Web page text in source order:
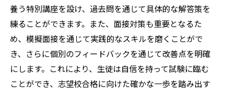
養う特別講座を設け、過去問を通じて具体的な解答策を
練ることができます。また、面接対策も重要となるた
め、模擬面接を通じて実践的なスキルを磨くことがで
き、さらに個別のフィードバックを通じて改善点を明確
にします。これにより、生徒は自信を持って試験に臨む
ことができ、志望校合格に向けた確かな一歩を踏み出す